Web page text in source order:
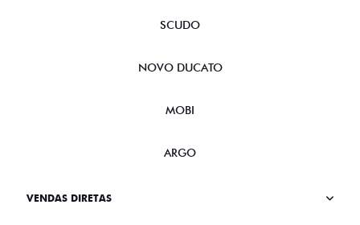
SCUDO
NOVO DUCATO
MOBI
ARGO
VENDAS DIRETAS